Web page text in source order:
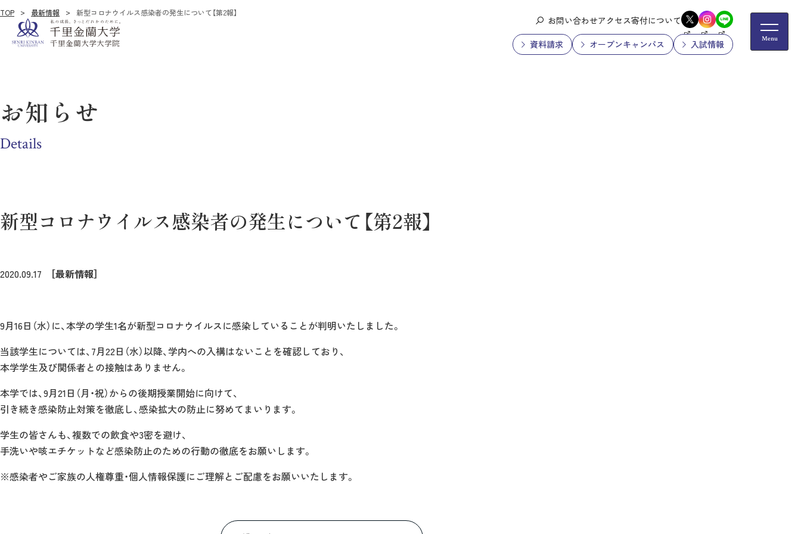
お問い合わせアクセス寄付について
資料請求 オープンキャンパス 入試情報
TOP 最新情報 新型コロナウイルス感染者の発生について【第2報】
お知らせ
Details
新型コロナウイルス感染者の発生について【第2報】
2020.09.17 ［最新情報］
9月16日（水）に、本学の学生1名が新型コロナウイルスに感染していることが判明いたしました。
当該学生については、7月22日（水）以降、学内への入構はないことを確認しており、
本学学生及び関係者との接触はありません。
本学では、9月21日（月・祝）からの後期授業開始に向けて、
引き続き感染防止対策を徹底し、感染拡大の防止に努めてまいります。
学生の皆さんも、複数での飲食や3密を避け、
手洗いや咳エチケットなど感染防止のための行動の徹底をお願いします。
※感染者やご家族の人権尊重・個人情報保護にご理解とご配慮をお願いいたします。